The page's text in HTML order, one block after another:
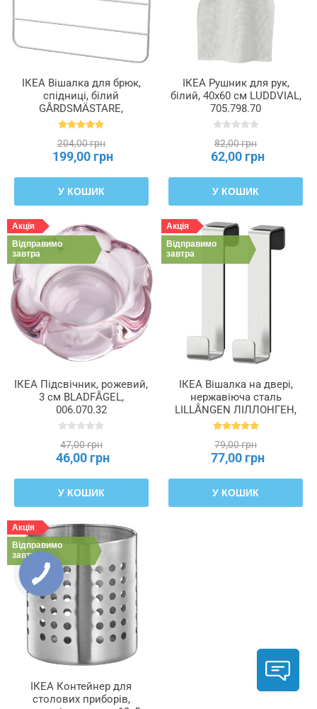
ІКЕА Вішалка для брюк,
спідниці, білий
GÅRDSMÄSTARE,
305.407.28
204,00 грн
199,00 грн
У КОШИК
ІКЕА Рушник для рук,
білий, 40x60 см LUDDVIAL,
705.798.70
82,00 грн
62,00 грн
У КОШИК
Акція
Відправимо
завтра
ІКЕА Підсвічник, рожевий,
3 см BLADFÅGEL,
006.070.32
47,00 грн
46,00 грн
У КОШИК
Акція
Відправимо
завтра
ІКЕА Вішалка на двері,
нержавіюча сталь
LILLÅNGEN ЛІЛЛОНГЕН,
101.976.71
79,00 грн
77,00 грн
У КОШИК
Акція
Відправимо
завтра
ІКЕА Контейнер для
столових приборів,